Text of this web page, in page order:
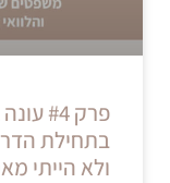
בתחילת
ולא הייתי